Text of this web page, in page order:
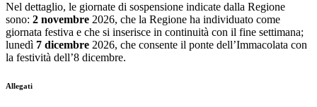
Nel dettaglio, le giornate di sospensione indicate dalla Regione
sono: 2 novembre 2026, che la Regione ha individuato come
giornata festiva e che si inserisce in continuità con il fine settimana;
lunedì 7 dicembre 2026, che consente il ponte dell’Immacolata con
la festività dell’8 dicembre.
Allegati